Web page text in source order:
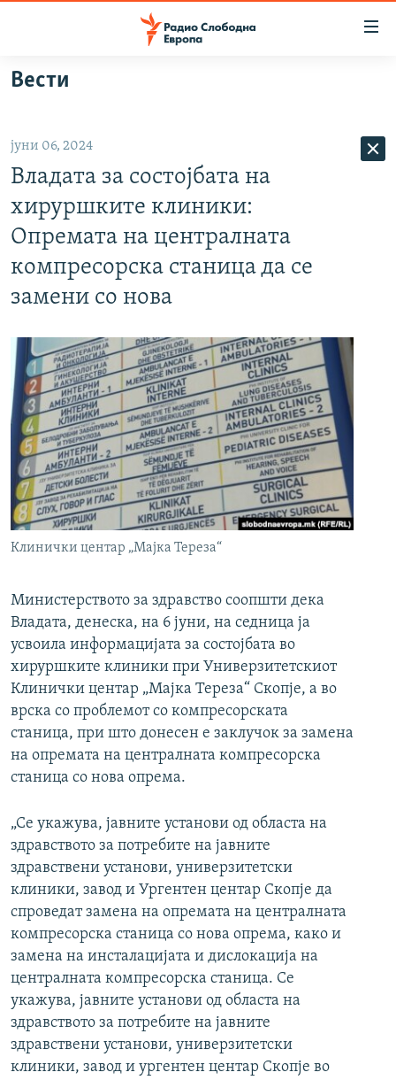
Оди
на
Оди
на
главната
навигација
Премини
на
пребарување
ВИЗУЕЛНО
ВЕСТИ
ШТО ТРЕБА ДА ЗНАЕТЕ
ПРИЈАВИ СЕ ЗА ЊУЗЛЕТЕР
ПОДКАСТ ЗОШТО?
РСЕ веб страници
Вести
јуни 06, 2024
Владата за состојбата на
хируршките клиники:
Опремата на централната
компресорска станица да се
замени со нова
Клинички центар „Мајка Тереза“
Министерството за здравство соопшти дека
Владата, денеска, на 6 јуни, на седница ја
усвоила информацијата за состојбата во
хируршките клиники при Универзитетскиот
Клинички центар „Мајка Тереза“ Скопје, а во
врска со проблемот со компресорската
станица, при што донесен е заклучок за замена
на опремата на централната компресорска
станица со нова опрема.
„Се укажува, јавните установи од областа на
здравството за потребите на јавните
здравствени установи, универзитетски
клиники, завод и Ургентен центар Скопје да
спроведат замена на опремата на централната
компресорска станица со нова опрема, како и
замена на инсталацијата и дислокација на
централната компресорска станица. Се
укажува, јавните установи од областа на
здравството за потребите на јавните
здравствени установи, универзитетски
клиники, завод и ургентен центар Скопје во